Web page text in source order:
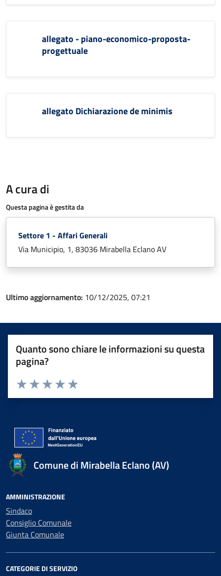
allegato - piano-economico-proposta-
progettuale
allegato Dichiarazione de minimis
A cura di
Questa pagina è gestita da
Settore 1 - Affari Generali
Via Municipio, 1, 83036 Mirabella Eclano AV
Ultimo aggiornamento: 10/12/2025, 07:21
Quanto sono chiare le informazioni su questa
pagina?
Valuta 5 stelle su 5
Valuta 4 stelle su 5
Valuta 3 stelle su 5
Valuta 2 stelle su 5
Valuta 1 stelle su 5
Comune di Mirabella Eclano (AV)
AMMINISTRAZIONE
Sindaco
Consiglio Comunale
Giunta Comunale
CATEGORIE DI SERVIZIO